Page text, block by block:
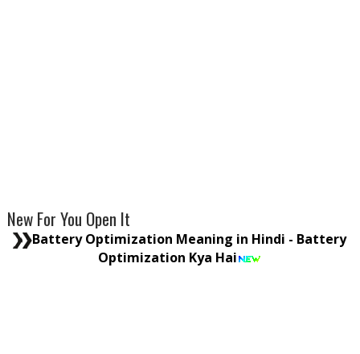
New For You Open It
Battery Optimization Meaning in Hindi - Battery
Optimization Kya Hai